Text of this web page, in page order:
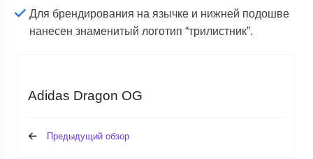
Для брендирования на язычке и нижней подошве
нанесен знаменитый логотип “трилистник”.
Adidas Dragon OG
Предыдущий обзор